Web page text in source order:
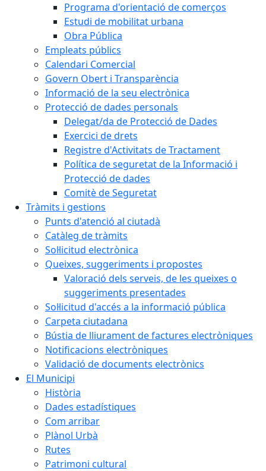
Programa d'orientació de comerços
Estudi de mobilitat urbana
Obra Pública
Empleats públics
Calendari Comercial
Govern Obert i Transparència
Informació de la seu electrònica
Protecció de dades personals
Delegat/da de Protecció de Dades
Exercici de drets
Registre d'Activitats de Tractament
Política de seguretat de la Informació i
Protecció de dades
Comitè de Seguretat
Tràmits i gestions
Punts d'atenció al ciutadà
Catàleg de tràmits
Sol·licitud electrònica
Queixes, suggeriments i propostes
Valoració dels serveis, de les queixes o
suggeriments presentades
Sol·licitud d'accés a la informació pública
Carpeta ciutadana
Bústia de lliurament de factures electròniques
Notificacions electròniques
Validació de documents electrònics
El Municipi
Història
Dades estadístiques
Com arribar
Plànol Urbà
Rutes
Patrimoni cultural